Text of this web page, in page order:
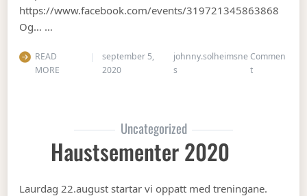
https://www.facebook.com/events/319721345863868
Og… …
READ
MORE
september 5,
2020
johnny.solheimsne
s
Commen
ton Gubbetur
Uncategorized
Haustsementer 2020
Laurdag 22.august startar vi oppatt med treningane.